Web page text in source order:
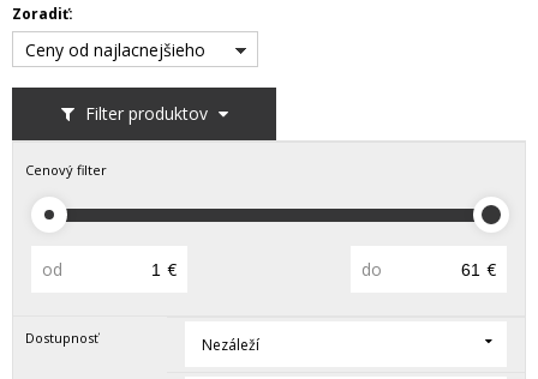
Filter produktov
Zoradiť:
Ceny od najlacnejšieho
Cenový filter
od € do €
Dostupnosť Nezáleží